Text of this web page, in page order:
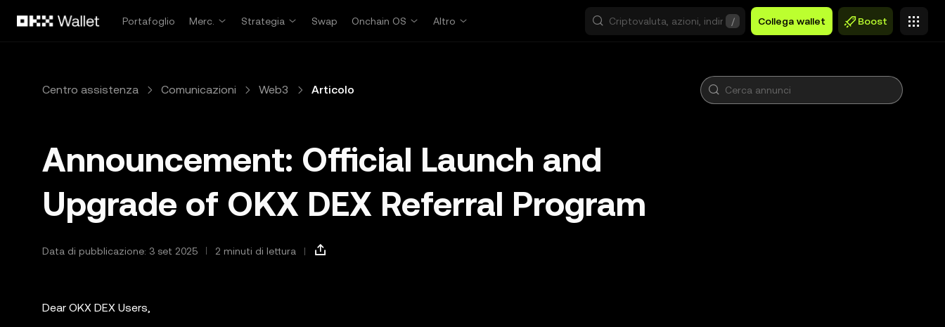
Portafoglio
Merc. Strategia Swap Onchain OS Altro / Collega wallet Boost
Centro assistenza Comunicazioni Web3 Articolo
Announcement: Official Launch and
Upgrade of OKX DEX Referral Program
Data di pubblicazione: 3 set 2025 2 minuti di lettura
Dear OKX DEX Users,